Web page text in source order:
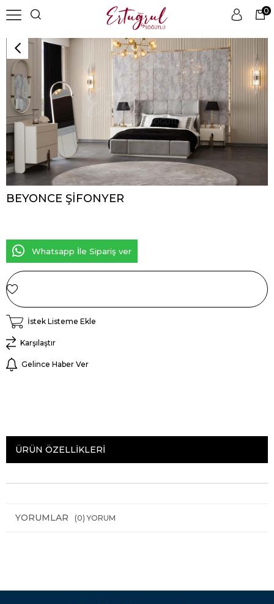
0
BEYONCE ŞİFONYER
Whatsapp İle Sipariş ver
İstek Listeme Ekle
Karşılaştır
Gelince Haber Ver
ÜRÜN ÖZELLIKLERI
YORUMLAR (0)